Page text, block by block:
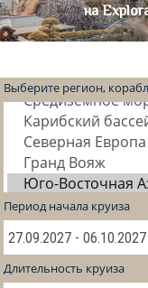
на
Выберите регион,
Период начала круиза
Длительность круиза